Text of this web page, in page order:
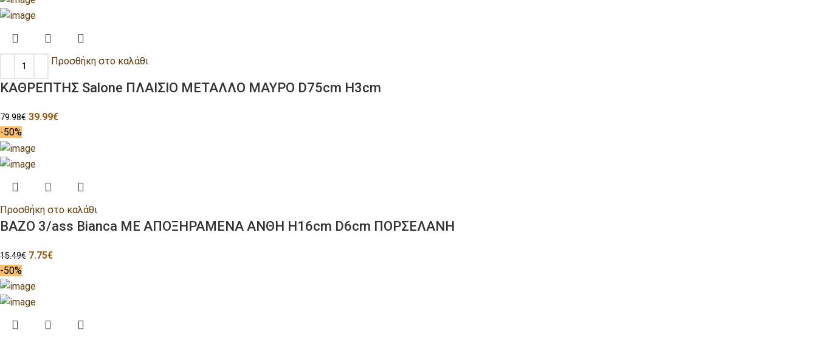
Προσθήκη στο καλάθι
ΚΑΘΡΕΠΤΗΣ Salone ΠΛΑΙΣΙΟ ΜΕΤΑΛΛΟ ΜΑΥΡΟ D75cm H3cm
79.98€ 39.99€
-50%
Προσθήκη στο καλάθι
ΒΑΖΟ 3/ass Bianca ΜΕ ΑΠΟΞΗΡΑΜΕΝΑ ΑΝΘΗ H16cm D6cm ΠΟΡΣΕΛΑΝΗ
15.49€ 7.75€
-50%